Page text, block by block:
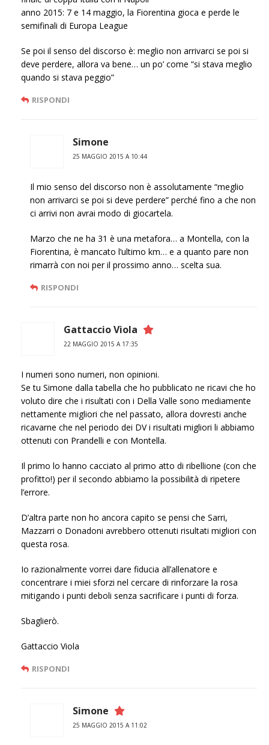
anno 2015: 7 e 14 maggio, la Fiorentina gioca e perde le
semifinali di Europa League
Se poi il senso del discorso è: meglio non arrivarci se poi si
deve perdere, allora va bene… un po’ come “si stava meglio
quando si stava peggio”
RISPONDI
Simone
25 MAGGIO 2015 A 10:44
Il mio senso del discorso non è assolutamente “meglio
non arrivarci se poi si deve perdere” perché fino a che non
ci arrivi non avrai modo di giocartela.
Marzo che ne ha 31 è una metafora… a Montella, con la
Fiorentina, è mancato l’ultimo km… e a quanto pare non
rimarrà con noi per il prossimo anno… scelta sua.
RISPONDI
Gattaccio Viola
22 MAGGIO 2015 A 17:35
I numeri sono numeri, non opinioni.
Se tu Simone dalla tabella che ho pubblicato ne ricavi che ho
voluto dire che i risultati con i Della Valle sono mediamente
nettamente migliori che nel passato, allora dovresti anche
ricavarne che nel periodo dei DV i risultati migliori li abbiamo
ottenuti con Prandelli e con Montella.
Il primo lo hanno cacciato al primo atto di ribellione (con che
profitto!) per il secondo abbiamo la possibilità di ripetere
l’errore.
D’altra parte non ho ancora capito se pensi che Sarri,
Mazzarri o Donadoni avrebbero ottenuti risultati migliori con
questa rosa.
Io razionalmente vorrei dare fiducia all’allenatore e
concentrare i miei sforzi nel cercare di rinforzare la rosa
mitigando i punti deboli senza sacrificare i punti di forza.
Sbaglierò.
Gattaccio Viola
RISPONDI
Simone
25 MAGGIO 2015 A 11:02